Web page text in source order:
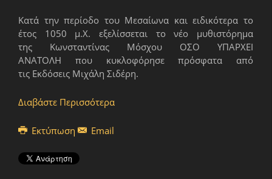
Κατά την περίοδο του Μεσαίωνα και ειδικότερα το
έτος 1050 μ.Χ. εξελίσσεται το νέο μυθιστόρημα
της Κωνσταντίνας Μόσχου ΟΣΟ ΥΠΑΡΧΕΙ
ΑΝΑΤΟΛΗ που κυκλοφόρησε πρόσφατα από
τις Εκδόσεις Μιχάλη Σιδέρη.
Διαβάστε Περισσότερα
Εκτύπωση Email